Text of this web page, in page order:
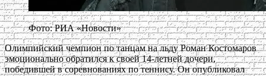
Фото: РИА «Новости»
Олимпийский чемпион по танцам на льду Роман Костомаров
эмоционально обратился к своей 14-летней дочери,
победившей в соревнованиях по теннису. Он опубликовал